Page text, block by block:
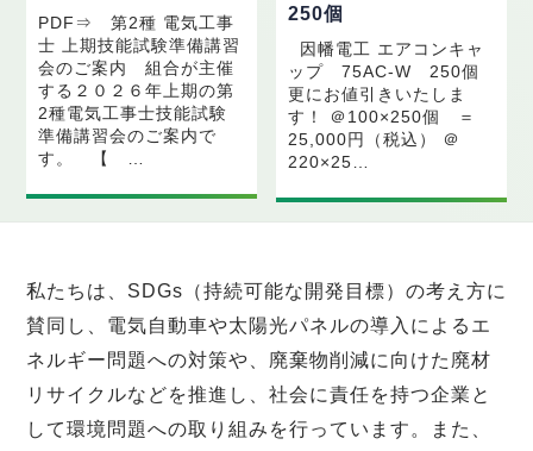
PDF⇒ 第2種 電気工事
士 上期技能試験準備講習
会のご案内 組合が主催
する２０２６年上期の第
2種電気工事士技能試験
準備講習会のご案内で
す。 【 …
250個
因幡電工 エアコンキャ
ップ 75AC-W 250個
更にお値引きいたしま
す！ ＠100×250個 ＝
25,000円（税込） ＠
220×25…
私たちは、SDGs（持続可能な開発目標）の考え方に
賛同し、電気自動車や太陽光パネルの導入によるエ
ネルギー問題への対策や、廃棄物削減に向けた廃材
リサイクルなどを推進し、社会に責任を持つ企業と
して環境問題への取り組みを行っています。また、